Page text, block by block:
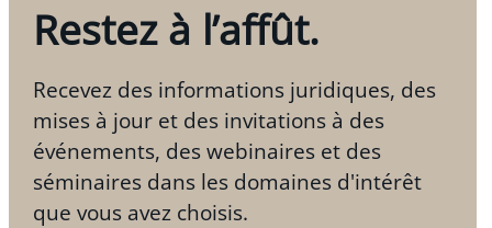
Restez à l’affût.
Recevez des informations juridiques, des
mises à jour et des invitations à des
événements, des webinaires et des
séminaires dans les domaines d'intérêt
que vous avez choisis.